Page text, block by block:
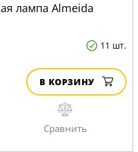
лампа Almeida
11 шт.
В КОРЗИНУ